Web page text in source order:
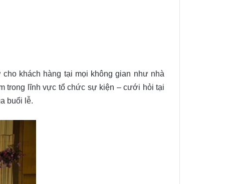
khách hàng tại mọi không gian như nhà
trong lĩnh vực tổ chức sự kiện – cưới hỏi tại
buổi lễ.